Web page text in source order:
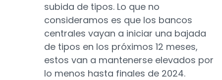
subida de tipos. Lo que no
consideramos es que los bancos
centrales vayan a iniciar una bajada
de tipos en los próximos 12 meses,
estos van a mantenerse elevados por
lo menos hasta finales de 2024.